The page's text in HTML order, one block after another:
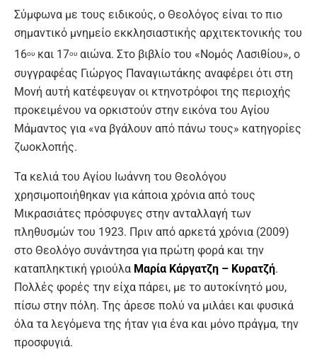
Σύμφωνα με τους ειδικούς, ο Θεολόγος είναι το πιο
σημαντικό μνημείο εκκλησιαστικής αρχιτεκτονικής του
16ου και 17ου αιώνα. Στο βιβλίο του «Νομός Λασιθίου», ο
συγγραφέας Γιώργος Παναγιωτάκης αναφέρει ότι στη
Μονή αυτή κατέφευγαν οι κτηνοτρόφοι της περιοχής
προκειμένου να ορκιστούν στην εικόνα του Αγίου
Μάμαντος για «να βγάλουν από πάνω τους» κατηγορίες
ζωοκλοπής.
Τα κελιά του Αγίου Ιωάννη του Θεολόγου
χρησιμοποιήθηκαν για κάποια χρόνια από τους
Μικρασιάτες πρόσφυγες στην ανταλλαγή των
πληθυσμών του 1923. Πριν από αρκετά χρόνια (2009)
στο Θεολόγο συνάντησα για πρώτη φορά και την
καταπληκτική γριούλα Μαρία Κάργατζη – Κυρατζή.
Πολλές φορές την είχα πάρει, με το αυτοκίνητό μου,
πίσω στην πόλη. Της άρεσε πολύ να μιλάει και φυσικά
όλα τα λεγόμενα της ήταν για ένα και μόνο πράγμα, την
προσφυγιά.